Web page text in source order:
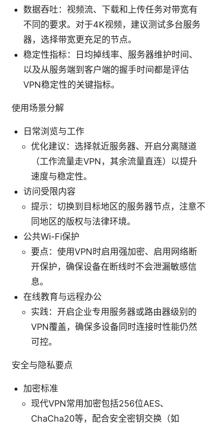
数据吞吐：视频流、下载和上传任务对带宽有
不同的要求。对于4K视频，建议测试多台服务
器，选择带宽更充足的节点。
稳定性指标：日均掉线率、服务器维护时间、
以及从服务端到客户端的握手时间都是评估
VPN稳定性的关键指标。
使用场景分解
日常浏览与工作
优化建议：选择就近服务器、开启分离隧道
（工作流量走VPN，其余流量直连）以提升
速度与稳定性。
访问受限内容
提示：切换到目标地区的服务器节点，注意不
同地区的版权与法律环境。
公共Wi-Fi保护
要点：使用VPN时启用强加密、启用网络断
开保护，确保设备在断线时不会泄漏敏感信
息。
在线教育与远程办公
实践：开启企业专用服务器或路由器级别的
VPN覆盖，确保多设备同时连接时性能仍然
可控。
安全与隐私要点
加密标准
现代VPN常用加密包括256位AES、
ChaCha20等，配合安全密钥交换（如